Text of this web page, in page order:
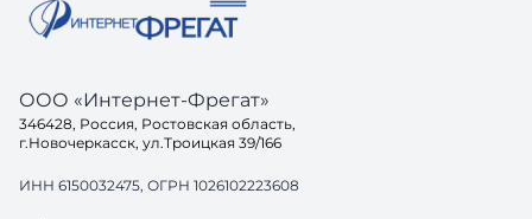
ООО «Интернет-Фрегат»
346428, Россия, Ростовская область,
г.Новочеркасск, ул.Троицкая 39/166
ИНН 6150032475, ОГРН 1026102223608